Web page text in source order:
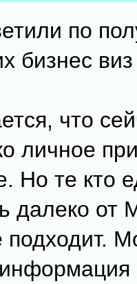
по
бизнес
что
личное
Но те кто
далеко от
подходит.